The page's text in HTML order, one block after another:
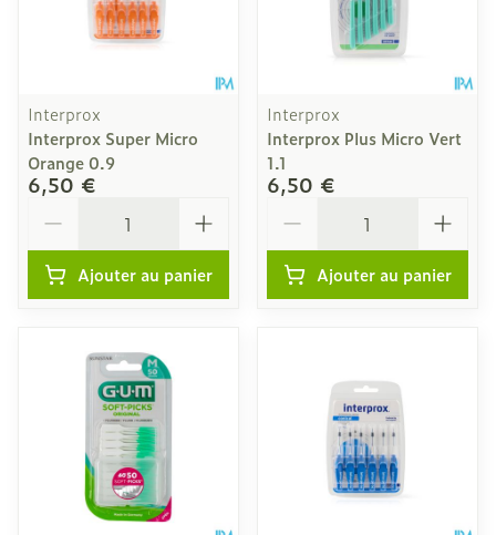
Interprox
Interprox Super Micro
Orange 0.9
6,50 €
Ajouter au panier
Interprox
Interprox Plus Micro Vert
1.1
6,50 €
Ajouter au panier